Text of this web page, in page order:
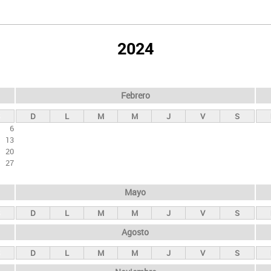
2024
6
13
20
27
Febrero
D L M M J V S
Mayo
D L M M J V S
Agosto
D L M M J V S